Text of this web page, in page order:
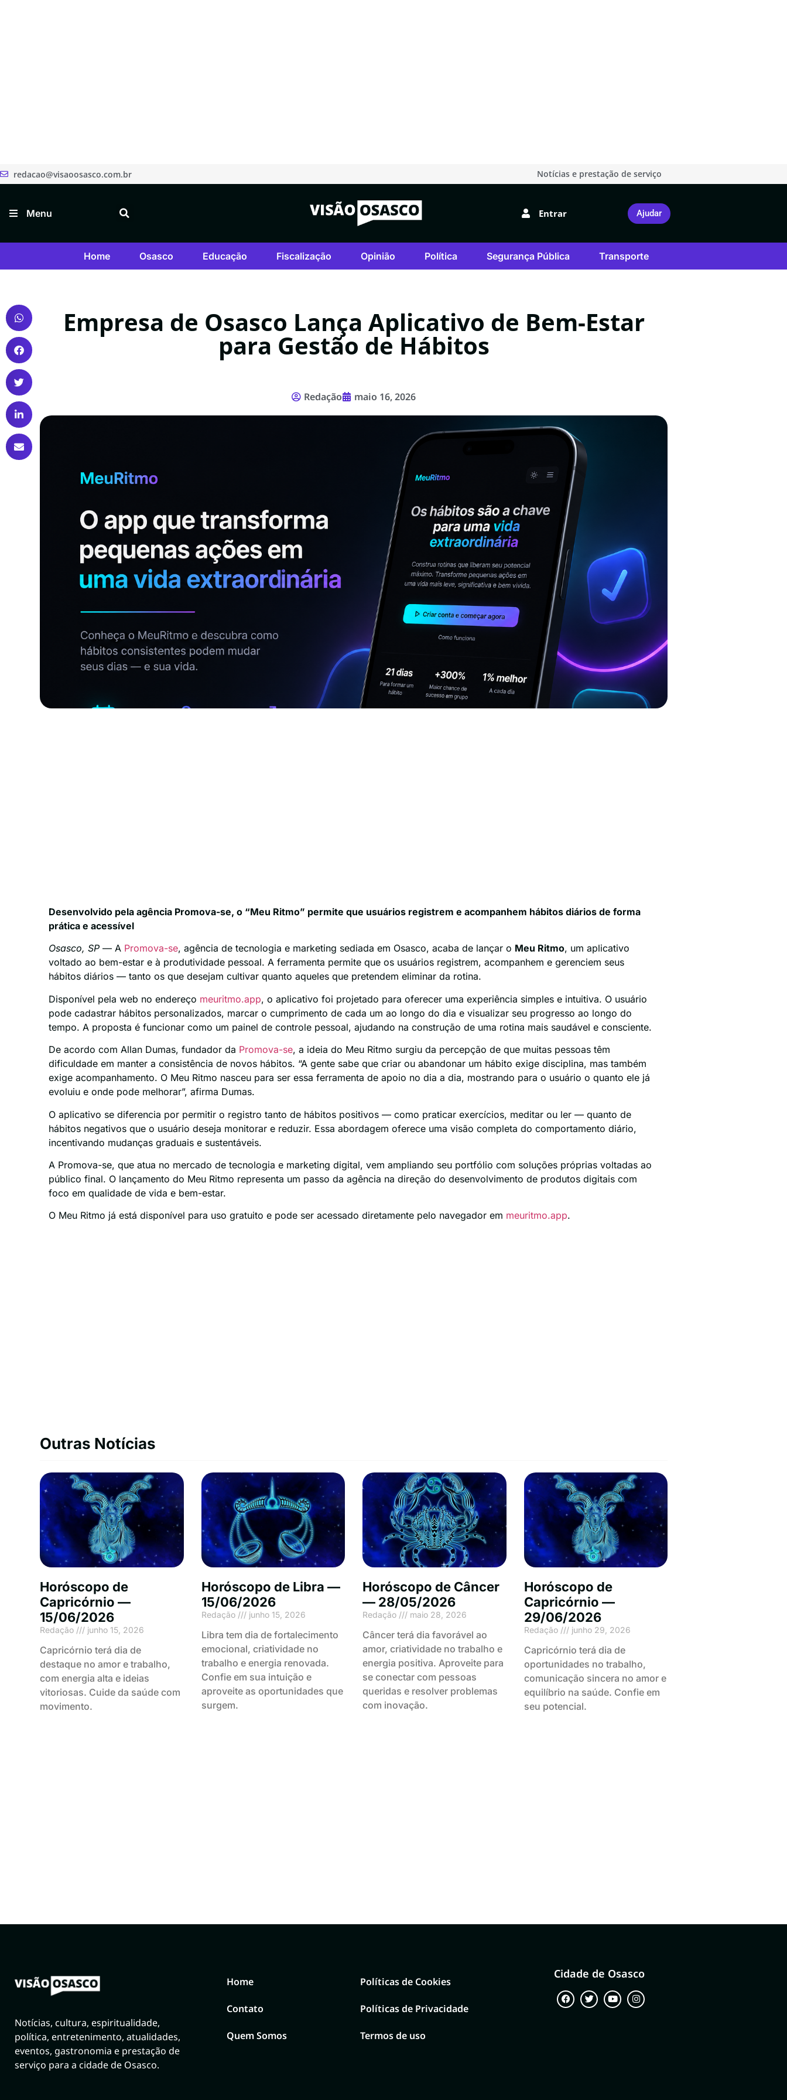
redacao@visaoosasco.com.br Notícias e prestação de serviço
Menu Entrar Ajudar
Home Osasco Educação Fiscalização Opinião Política Segurança Pública Transporte
Empresa de Osasco Lança Aplicativo de Bem-Estar
para Gestão de Hábitos
Redação maio 16, 2026
Desenvolvido pela agência Promova-se, o “Meu Ritmo” permite que usuários registrem e acompanhem hábitos diários de forma
prática e acessível
Osasco, SP — A Promova-se, agência de tecnologia e marketing sediada em Osasco, acaba de lançar o Meu Ritmo, um aplicativo
voltado ao bem-estar e à produtividade pessoal. A ferramenta permite que os usuários registrem, acompanhem e gerenciem seus
hábitos diários — tanto os que desejam cultivar quanto aqueles que pretendem eliminar da rotina.
Disponível pela web no endereço meuritmo.app, o aplicativo foi projetado para oferecer uma experiência simples e intuitiva. O usuário
pode cadastrar hábitos personalizados, marcar o cumprimento de cada um ao longo do dia e visualizar seu progresso ao longo do
tempo. A proposta é funcionar como um painel de controle pessoal, ajudando na construção de uma rotina mais saudável e consciente.
De acordo com Allan Dumas, fundador da Promova-se, a ideia do Meu Ritmo surgiu da percepção de que muitas pessoas têm
dificuldade em manter a consistência de novos hábitos. “A gente sabe que criar ou abandonar um hábito exige disciplina, mas também
exige acompanhamento. O Meu Ritmo nasceu para ser essa ferramenta de apoio no dia a dia, mostrando para o usuário o quanto ele já
evoluiu e onde pode melhorar”, afirma Dumas.
O aplicativo se diferencia por permitir o registro tanto de hábitos positivos — como praticar exercícios, meditar ou ler — quanto de
hábitos negativos que o usuário deseja monitorar e reduzir. Essa abordagem oferece uma visão completa do comportamento diário,
incentivando mudanças graduais e sustentáveis.
A Promova-se, que atua no mercado de tecnologia e marketing digital, vem ampliando seu portfólio com soluções próprias voltadas ao
público final. O lançamento do Meu Ritmo representa um passo da agência na direção do desenvolvimento de produtos digitais com
foco em qualidade de vida e bem-estar.
O Meu Ritmo já está disponível para uso gratuito e pode ser acessado diretamente pelo navegador em meuritmo.app.
Outras Notícias
Horóscopo de
Capricórnio —
15/06/2026
Redação junho 15, 2026
Capricórnio terá dia de
destaque no amor e trabalho,
com energia alta e ideias
vitoriosas. Cuide da saúde com
movimento.
Horóscopo de Libra —
15/06/2026
Redação junho 15, 2026
Libra tem dia de fortalecimento
emocional, criatividade no
trabalho e energia renovada.
Confie em sua intuição e
aproveite as oportunidades que
surgem.
Horóscopo de Câncer
— 28/05/2026
Redação maio 28, 2026
Câncer terá dia favorável ao
amor, criatividade no trabalho e
energia positiva. Aproveite para
se conectar com pessoas
queridas e resolver problemas
com inovação.
Horóscopo de
Capricórnio —
29/06/2026
Redação junho 29, 2026
Capricórnio terá dia de
oportunidades no trabalho,
comunicação sincera no amor e
equilíbrio na saúde. Confie em
seu potencial.
Notícias, cultura, espiritualidade,
política, entretenimento, atualidades,
eventos, gastronomia e prestação de
serviço para a cidade de Osasco.
Home
Contato
Quem Somos
Políticas de Cookies
Políticas de Privacidade
Termos de uso
Cidade de Osasco